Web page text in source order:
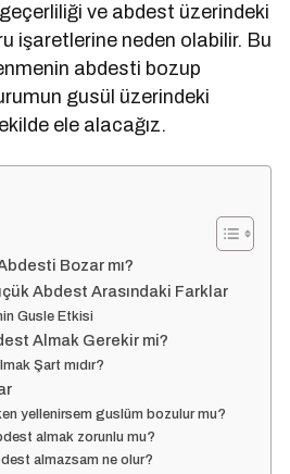
ve abdest üzerindeki
işaretlerine neden olabilir. Bu
abdesti bozup
gusül üzerindeki
ele alacağız.
Bozar mı?
Abdest Arasındaki Farklar
Gusle Etkisi
Almak Gerekir mi?
Şart mıdır?
yellenirsem guslüm bozulur mu?
almak zorunlu mu?
almazsam ne olur?